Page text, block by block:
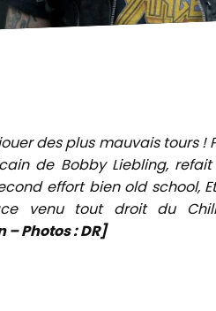
des plus mauvais tours
de Bobby Liebling,
effort bien old school,
venu tout droit du
Photos : DR]